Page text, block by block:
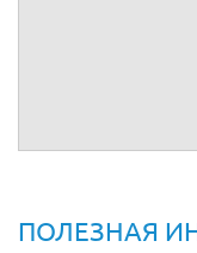
ПОЛЕЗНАЯ